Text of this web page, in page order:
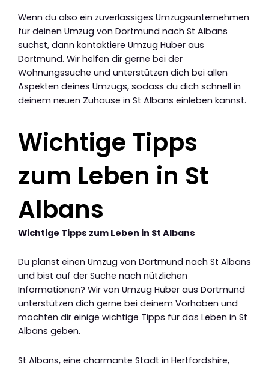
Wenn du also ein zuverlässiges Umzugsunternehmen
für deinen Umzug von Dortmund nach St Albans
suchst, dann kontaktiere Umzug Huber aus
Dortmund. Wir helfen dir gerne bei der
Wohnungssuche und unterstützen dich bei allen
Aspekten deines Umzugs, sodass du dich schnell in
deinem neuen Zuhause in St Albans einleben kannst.
Wichtige Tipps
zum Leben in St
Albans
Wichtige Tipps zum Leben in St Albans
Du planst einen Umzug von Dortmund nach St Albans
und bist auf der Suche nach nützlichen
Informationen? Wir von Umzug Huber aus Dortmund
unterstützen dich gerne bei deinem Vorhaben und
möchten dir einige wichtige Tipps für das Leben in St
Albans geben.
St Albans, eine charmante Stadt in Hertfordshire,